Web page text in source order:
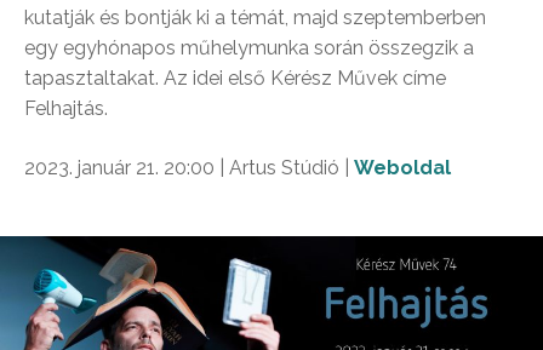
kutatják és bontják ki a témát, majd szeptemberben
egy egyhónapos műhelymunka során összegzik a
tapasztaltakat. Az idei első Kérész Művek címe
Felhajtás.
2023. január 21. 20:00 | Artus Stúdió | Weboldal